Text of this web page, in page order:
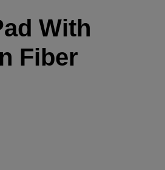
With
Fiber